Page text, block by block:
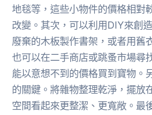
地毯等，這些小物件的價格相對
改變。其次，可以利用DIY來創
廢棄的木板製作書架，或者用舊
也可以在二手商店或跳蚤市場尋
能以意想不到的價格買到寶物。
的關鍵。將雜物整理乾淨，擺放
空間看起來更整潔、更寬敞。最